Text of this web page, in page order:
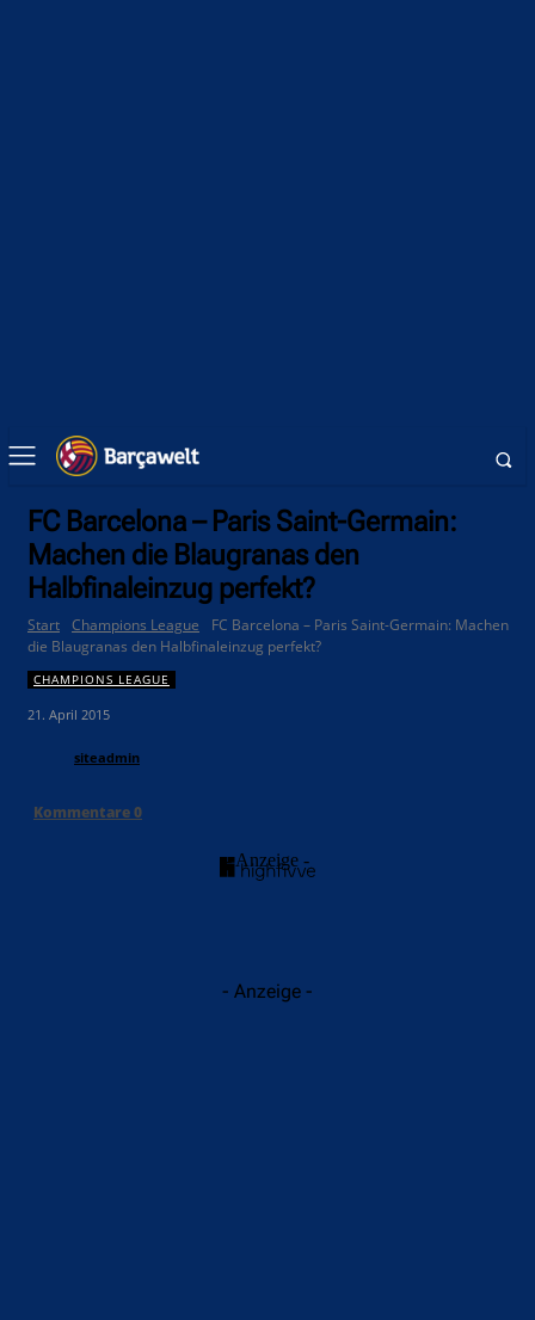
FC Barcelona – Paris Saint-Germain:
Machen die Blaugranas den
Halbfinaleinzug perfekt?
Start Champions League
FC Barcelona – Paris Saint-Germain: Machen
die Blaugranas den Halbfinaleinzug perfekt?
CHAMPIONS LEAGUE
21. April 2015
siteadmin
Kommentare0
- Anzeige -
- Anzeige -